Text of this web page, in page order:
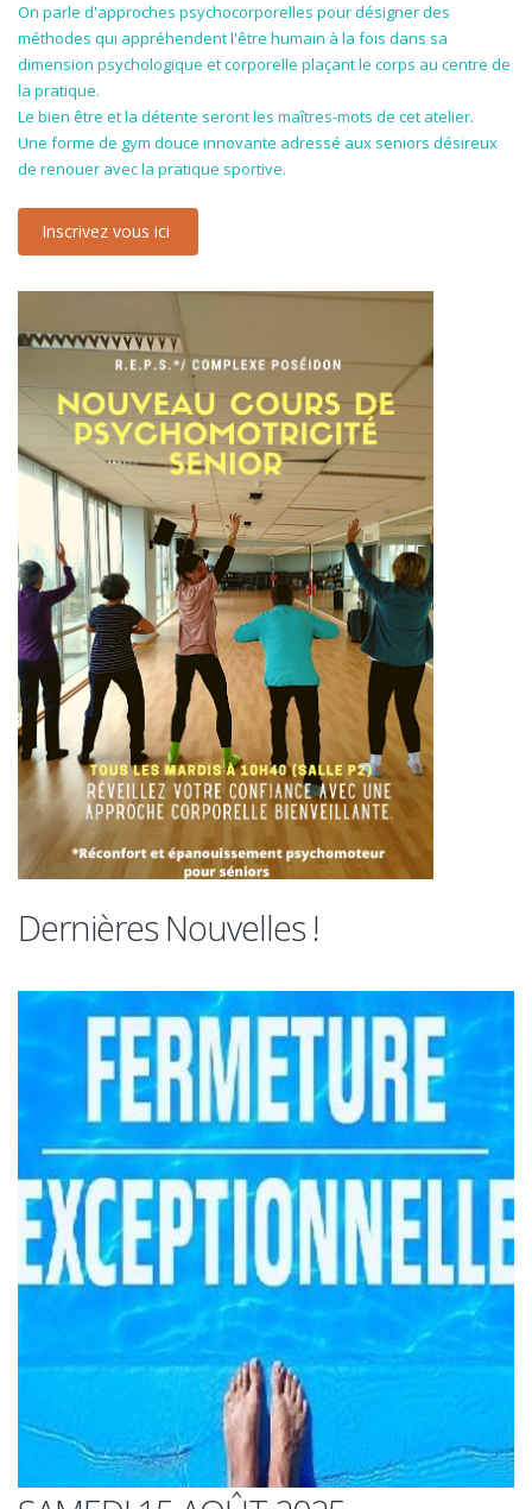
On parle d'approches psychocorporelles pour désigner des
méthodes qui appréhendent l'être humain à la fois dans sa
dimension psychologique et corporelle plaçant le corps au centre de
la pratique.
Le bien être et la détente seront les maîtres-mots de cet atelier.
Une forme de gym douce innovante adressé aux seniors désireux
de renouer avec la pratique sportive.
Inscrivez vous ici
Dernières Nouvelles !